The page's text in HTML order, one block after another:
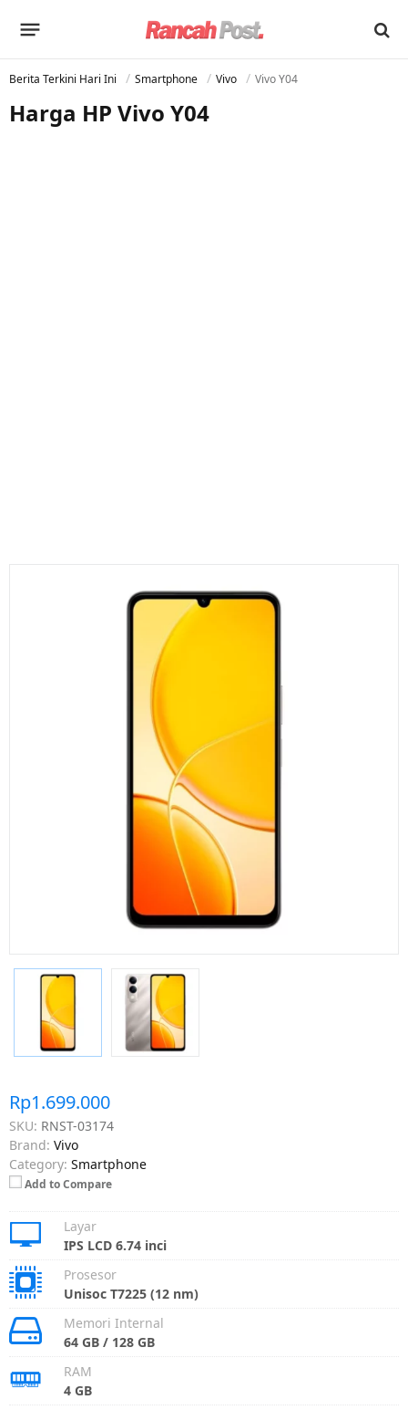
Berita Terkini Hari Ini Smartphone Vivo Vivo Y04
Harga HP Vivo Y04
Rp1.699.000
SKU: RNST-03174
Brand: Vivo
Category: Smartphone
Add to Compare
Layar
IPS LCD 6.74 inci
Prosesor
Unisoc T7225 (12 nm)
Memori Internal
64 GB / 128 GB
RAM
4 GB